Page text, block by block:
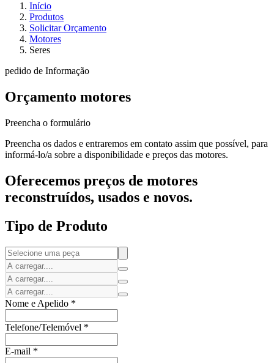
Início
Produtos
Solicitar Orçamento
Motores
Seres
pedido de Informação
Orçamento motores
Preencha o formulário
Preencha os dados e entraremos em contato assim que possível, para
informá-lo/a sobre a disponibilidade e preços das motores.
Oferecemos preços de motores
reconstruídos, usados e novos.
Tipo de Produto
Nome e Apelido *
Telefone/Telemóvel *
E-mail *